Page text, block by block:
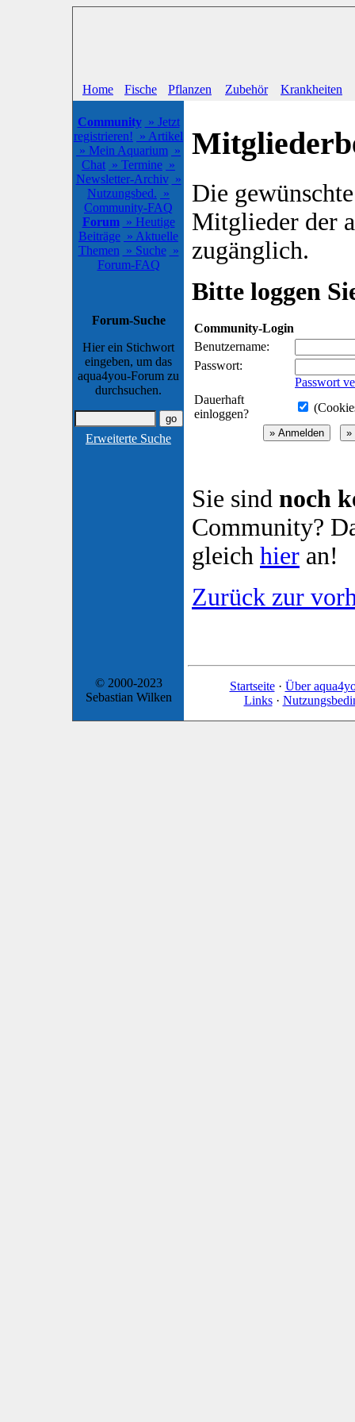
Home Fische Pflanzen Zubehör Krankheiten
Community » Jetzt
registrieren! » Artikel
» Mein Aquarium »
Chat » Termine »
Newsletter-Archiv »
Nutzungsbed. »
Community-FAQ
Forum » Heutige
Beiträge » Aktuelle
Themen » Suche »
Forum-FAQ
Forum-Suche
Hier ein Stichwort
eingeben, um das
aqua4you-Forum zu
durchsuchen.
Erweiterte Suche
Die
Mitglieder der
zugänglich.
Bitte loggen
Community-Login
Benutzername:
Passwort:
Passwort
Dauerhaft
einloggen?
Sie sind noch
Community?
gleich hier an!
Zurück zur
© 2000-2023
Sebastian Wilken
Startseite· Über
Links·